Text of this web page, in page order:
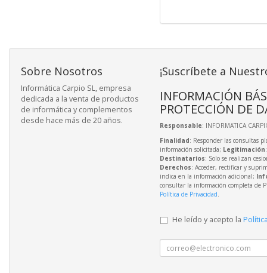
Sobre Nosotros
Informática Carpio SL, empresa
dedicada a la venta de productos
de informática y complementos
desde hace más de 20 años.
¡Suscríbete a
INFORMACIÓN
PROTECCIÓN DE
Responsable: INFORMATICA
Finalidad: Responder las consultas
información solicitada; Legitimación
Destinatarios: Solo se realizan
Derechos: Acceder, rectificar y
indica en la información adicional;
consultar la información completa de
Política de Privacidad.
He leído y acepto la